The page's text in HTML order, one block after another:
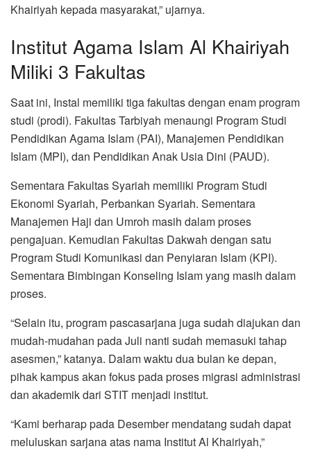
Khairiyah kepada masyarakat,” ujarnya.
Institut Agama Islam Al Khairiyah
Miliki 3 Fakultas
Saat ini, Instal memiliki tiga fakultas dengan enam program
studi (prodi). Fakultas Tarbiyah menaungi Program Studi
Pendidikan Agama Islam (PAI), Manajemen Pendidikan
Islam (MPI), dan Pendidikan Anak Usia Dini (PAUD).
Sementara Fakultas Syariah memiliki Program Studi
Ekonomi Syariah, Perbankan Syariah. Sementara
Manajemen Haji dan Umroh masih dalam proses
pengajuan. Kemudian Fakultas Dakwah dengan satu
Program Studi Komunikasi dan Penyiaran Islam (KPI).
Sementara Bimbingan Konseling Islam yang masih dalam
proses.
“Selain itu, program pascasarjana juga sudah diajukan dan
mudah-mudahan pada Juli nanti sudah memasuki tahap
asesmen,” katanya. Dalam waktu dua bulan ke depan,
pihak kampus akan fokus pada proses migrasi administrasi
dan akademik dari STIT menjadi institut.
“Kami berharap pada Desember mendatang sudah dapat
meluluskan sarjana atas nama Institut Al Khairiyah,”